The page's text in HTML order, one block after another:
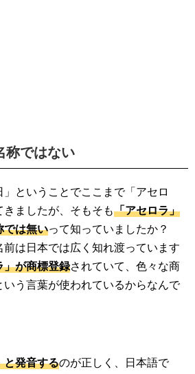
称ではない
ということでここまで「アセロ
ましたが、そもそも「アセロラ」
では無いって知っていましたか？
前は日本では広く知れ渡っています
」が商標登録されていて、色々な商
う言葉が使われているからなんで
と発音するのが正しく、日本語で